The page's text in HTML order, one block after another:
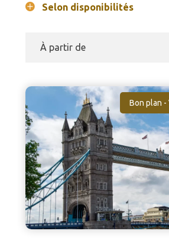
Selon disponibilités
À partir de
Bon plan -